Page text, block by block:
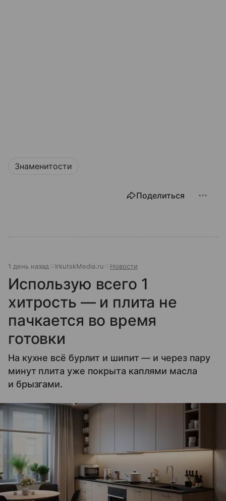
Знаменитости
Поделиться
1 день назад IrkutskMedia.ru Новости
Использую всего 1
хитрость — и плита не
пачкается во время
готовки
На кухне всё бурлит и шипит — и через пару
минут плита уже покрыта каплями масла
и брызгами.